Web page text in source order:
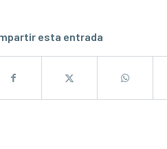
esta entrada